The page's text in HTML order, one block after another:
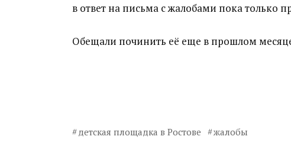
в ответ на письма с жалобами пока только
Обещали починить её еще в прошлом
детская площадка в Ростове жалобы